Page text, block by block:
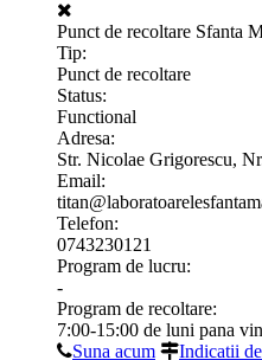
Punct de recoltare Sfanta
Tip:
Punct de recoltare
Status:
Functional
Adresa:
Str. Nicolae Grigorescu,
Email:
Telefon:
0743230121
Program de lucru:
-
Program de recoltare:
7:00-15:00 de luni pana
Suna acum
Indicatii